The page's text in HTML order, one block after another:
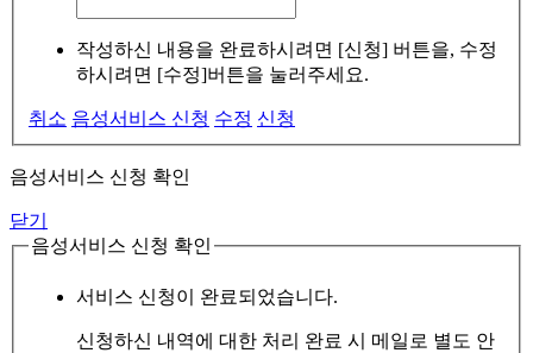
작성하신 내용을 완료하시려면 [신청] 버튼을, 수정
하시려면 [수정]버튼을 눌러주세요.
취소 음성서비스 신청 수정 신청
음성서비스 신청 확인
닫기
음성서비스 신청 확인
서비스 신청이 완료되었습니다.
신청하신 내역에 대한 처리 완료 시 메일로 별도 안